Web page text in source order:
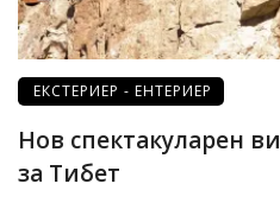
ЕКСТЕРИЕР - ЕНТЕРИЕР
Нов спектакуларен
за Тибет